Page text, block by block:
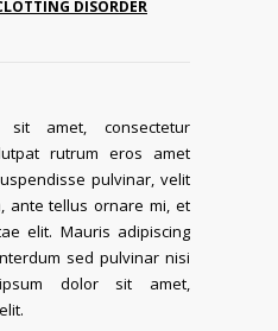
DISORDER
amet, consectetur
rutrum eros amet
pulvinar, velit
ante tellus ornare mi, et
elit. Mauris adipiscing
sed pulvinar nisi
dolor sit amet,